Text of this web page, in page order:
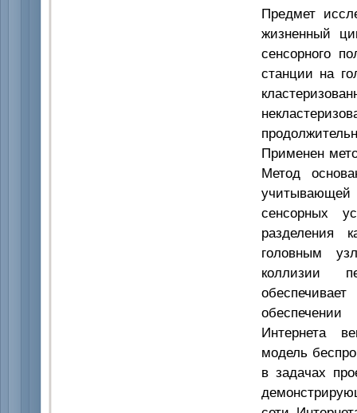
Предмет
жизненный
сенсорного
станции на
Применен
Метод
учитывающей
сенсорных
разделения
головным
коллизии
Интернета
модель
в задачах